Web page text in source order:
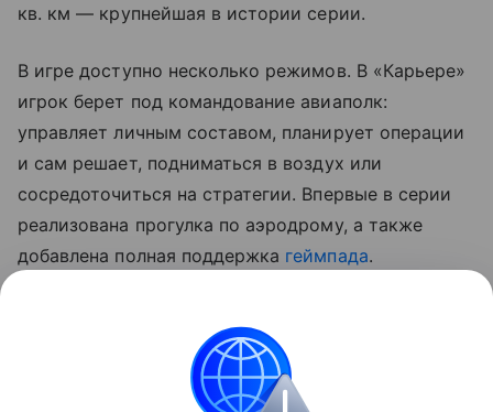
кв. км — крупнейшая в истории серии.
В игре доступно несколько режимов. В «Карьере»
игрок берет под командование авиаполк:
управляет личным составом, планирует операции
и сам решает, подниматься в воздух или
сосредоточиться на стратегии. Впервые в серии
реализована прогулка по аэродрому, а также
добавлена полная поддержка геймпада.
нашими впечатлениями от геймплея можно
ознакомиться в отдельном материале.